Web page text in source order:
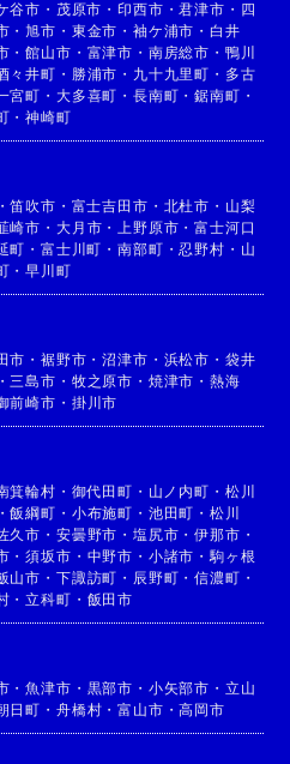
谷市 ・ 茂原市 ・印西市 ・君津市 ・ 四
・旭市 ・ 東金市 ・ 袖ケ浦市 ・ 白井
・館山市 ・ 富津市 ・ 南房総市 ・ 鴨川
々井町 ・ 勝浦市 ・ 九十九里町 ・ 多古
宮町 ・ 大多喜町 ・ 長南町 ・鋸南町 ・
・神崎町
・笛吹市 ・ 富士吉田市 ・ 北杜市 ・ 山梨
崎市 ・ 大月市 ・上野原市 ・富士河口
町 ・富士川町 ・南部町 ・忍野村 ・ 山
・早川町
市 ・裾野市 ・沼津市 ・ 浜松市 ・ 袋井
・三島市 ・ 牧之原市 ・ 焼津市 ・ 熱海
前崎市 ・ 掛川市
箕輪村 ・ 御代田町 ・ 山ノ内町 ・ 松川
・飯綱町 ・ 小布施町 ・ 池田町 ・ 松川
久市 ・ 安曇野市 ・ 塩尻市 ・伊那市 ・
・須坂市 ・ 中野市 ・ 小諸市 ・駒ヶ根
山市 ・ 下諏訪町 ・ 辰野町 ・信濃町 ・
・立科町 ・ 飯田市
・魚津市 ・ 黒部市 ・ 小矢部市 ・ 立山
日町 ・ 舟橋村 ・富山市 ・高岡市